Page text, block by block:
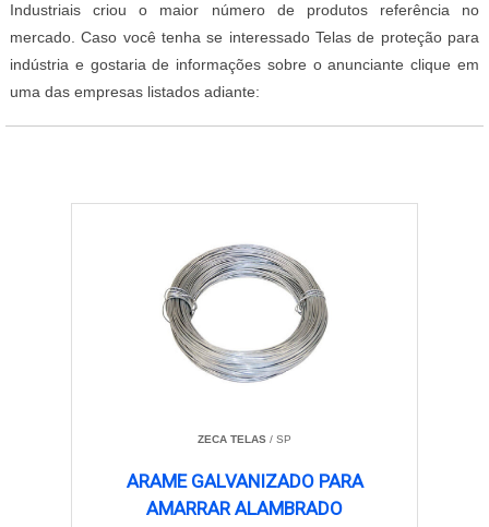
Industriais criou o maior número de produtos referência no
mercado. Caso você tenha se interessado Telas de proteção para
indústria e gostaria de informações sobre o anunciante clique em
uma das empresas listados adiante:
ZECA TELAS / SP
ARAME GALVANIZADO PARA
AMARRAR ALAMBRADO